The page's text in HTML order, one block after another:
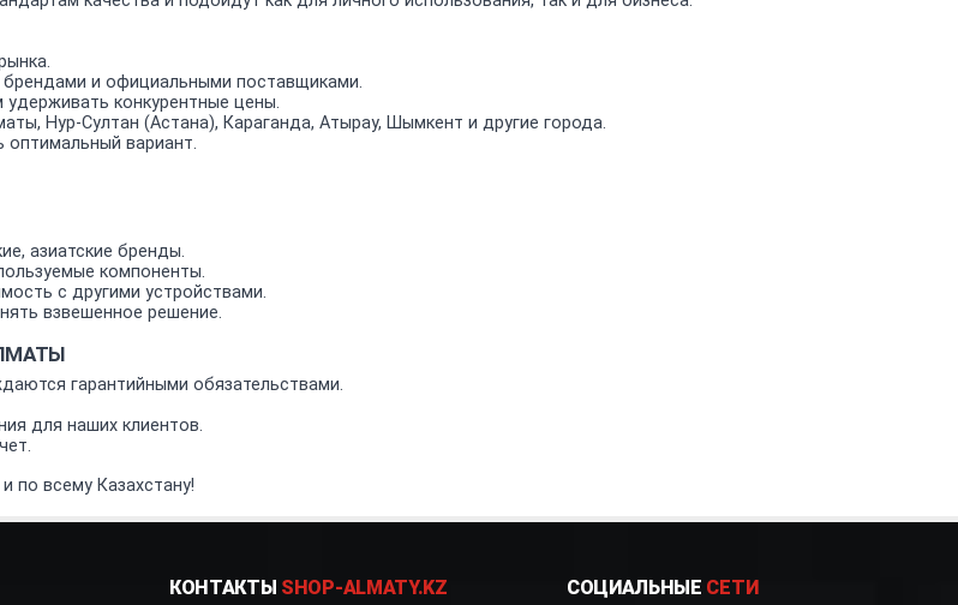
и официальными поставщиками.
конкурентные цены.
Нур-Султан (Астана), Караганда, Атырау, Шымкент и другие города.
вариант.
азиатские бренды.
компоненты.
с другими устройствами.
взвешенное решение.
гарантийными обязательствами.
для наших клиентов.
по всему Казахстану!
КОНТАКТЫ SHOP-ALMATY.KZ СОЦИАЛЬНЫЕ СЕТИ